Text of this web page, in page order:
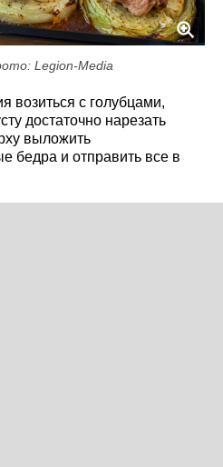
Legion-Media
возиться с голубцами,
достаточно нарезать
выложить
бедра и отправить все в